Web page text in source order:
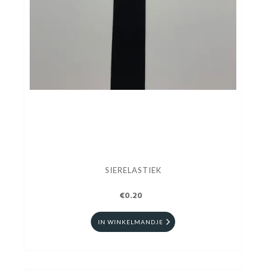
SIERELASTIEK
€0.20
IN WINKELMANDJE